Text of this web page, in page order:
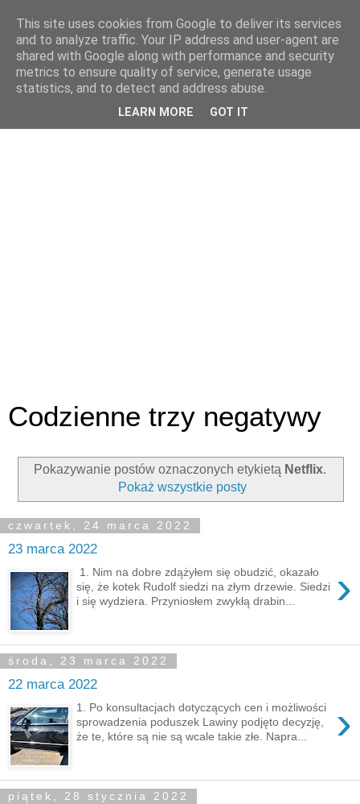
Codzienne trzy negatywy
Pokazywanie postów oznaczonych etykietą Netflix.
Pokaż wszystkie posty
czwartek, 24 marca 2022
23 marca 2022
›
1. Nim na dobre zdążyłem się obudzić, okazało
się, że kotek Rudolf siedzi na złym drzewie. Siedzi
i się wydziera. Przyniosłem zwykłą drabin...
środa, 23 marca 2022
22 marca 2022
›
1. Po konsultacjach dotyczących cen i możliwości
sprowadzenia poduszek Lawiny podjęto decyzję,
że te, które są nie są wcale takie złe. Napra...
piątek, 28 stycznia 2022
This site uses cookies from Google to deliver its services
and to analyze traffic. Your IP address and user-agent are
shared with Google along with performance and security
metrics to ensure quality of service, generate usage
statistics, and to detect and address abuse.
LEARN MORE GOT IT